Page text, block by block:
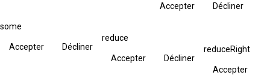
Accepter Décliner
some
Accepter Décliner
reduce
Accepter Décliner
reduceRight
Accepter